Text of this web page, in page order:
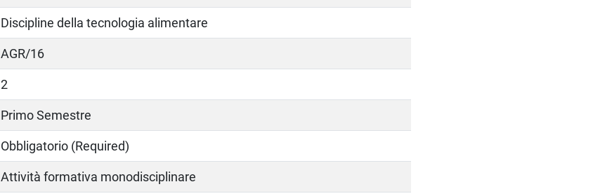
Discipline della tecnologia alimentare
AGR/16
2
Primo Semestre
Obbligatorio (Required)
Attività formativa monodisciplinare